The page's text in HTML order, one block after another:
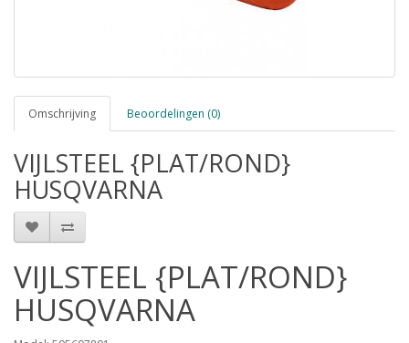
Omschrijving Beoordelingen (0)
VIJLSTEEL {PLAT/ROND}
HUSQVARNA
VIJLSTEEL {PLAT/ROND}
HUSQVARNA